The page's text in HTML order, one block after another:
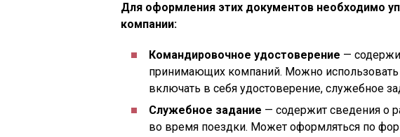
Для оформления этих документов необходимо
компании:
Командировочное удостоверение —
принимающих компаний. Можно
включать в себя удостоверение, служебное
Служебное задание — содержит сведения о
во время поездки. Может оформляться по